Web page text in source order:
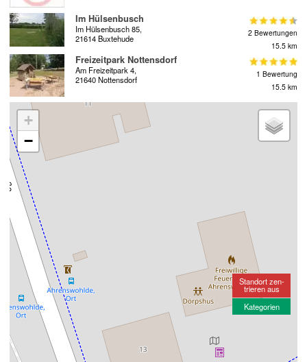
Im Hülsenbusch
Im Hülsenbusch 85,
21614 Buxtehude
2 Bewertungen
15.5 km
Freizeitpark Nottensdorf
Am Freizeitpark 4,
21640 Nottensdorf
1 Bewertung
15.5 km
+
−
Standort zen-
trieren aus
Kategorien